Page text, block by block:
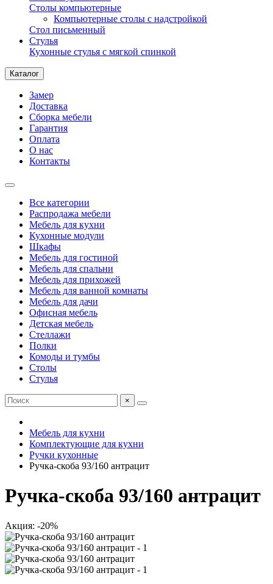
Столы компьютерные
Компьютерные столы с надстройкой
Стол письменный
Стулья
Кухонные стулья с мягкой спинкой
Каталог
Замер
Доставка
Сборка мебели
Гарантия
Оплата
О нас
Контакты
Все категории
Распродажа мебели
Мебель для кухни
Кухонные модули
Шкафы
Мебель для гостиной
Мебель для спальни
Мебель для прихожей
Мебель для ванной комнаты
Мебель для дачи
Офисная мебель
Детская мебель
Стеллажи
Полки
Комоды и тумбы
Столы
Стулья
×
Мебель для кухни
Комплектующие для кухни
Ручки кухонные
Ручка-скоба 93/160 антрацит
Ручка-скоба 93/160 антрацит
Акция: -20%